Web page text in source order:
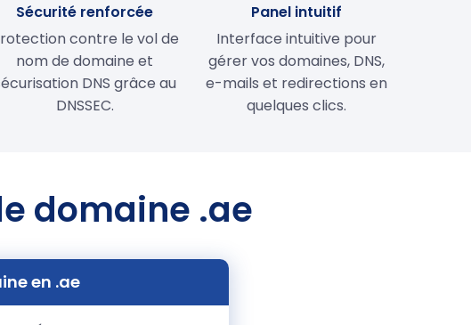
Sécurité renforcée
contre le vol de
nom de domaine et
DNS grâce au
DNSSEC.
Panel intuitif
Interface intuitive pour
gérer vos domaines, DNS,
e-mails et redirections en
quelques clics.
domaine .ae
en .ae